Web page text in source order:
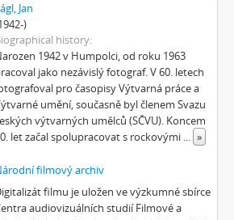
Úkryt
Up!
Up! #2
Vystěhování. Nastěhování
It's Buildable
Cesta do školy
Zrzavý film
Sběratel – Detail
Sběratel
Jan
)
history
1942 v Humpolci, od roku 1963
jako nezávislý fotograf. V 60. letech
pro časopisy Výtvarná práce a
umění, současně byl členem Svazu
výtvarných umělců (SČVU). Koncem
let začal spolupracovat s rockovými ... »
filmový archiv
filmu je uložen ve výzkumné sbírce
audiovizuálních studií Filmové a